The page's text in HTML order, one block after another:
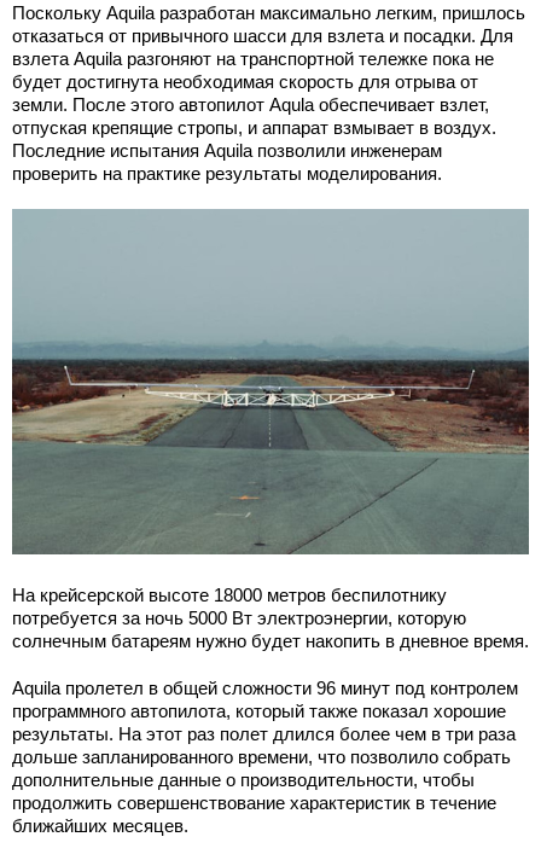
Поскольку Aquila разработан максимально легким, пришлось
отказаться от привычного шасси для взлета и посадки. Для
взлета Aquila разгоняют на транспортной тележке пока не
будет достигнута необходимая скорость для отрыва от
земли. После этого автопилот Aqula обеспечивает взлет,
отпуская крепящие стропы, и аппарат взмывает в воздух.
Последние испытания Aquila позволили инженерам
проверить на практике результаты моделирования.
На крейсерской высоте 18000 метров беспилотнику
потребуется за ночь 5000 Вт электроэнергии, которую
солнечным батареям нужно будет накопить в дневное время.
Aquila пролетел в общей сложности 96 минут под контролем
программного автопилота, который также показал хорошие
результаты. На этот раз полет длился более чем в три раза
дольше запланированного времени, что позволило собрать
дополнительные данные о производительности, чтобы
продолжить совершенствование характеристик в течение
ближайших месяцев.